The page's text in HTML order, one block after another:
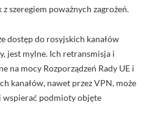
z szeregiem poważnych zagrożeń.
dostęp do rosyjskich kanałów
jest mylne. Ich retransmisja i
na mocy Rozporządzeń Rady UE i
kanałów, nawet przez VPN, może
wspierać podmioty objęte